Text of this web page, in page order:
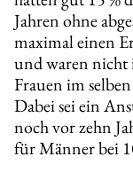
Jahren ohne
maximal einen
und waren
Frauen im
Dabei sei ein
noch vor zehn
für Männer bei